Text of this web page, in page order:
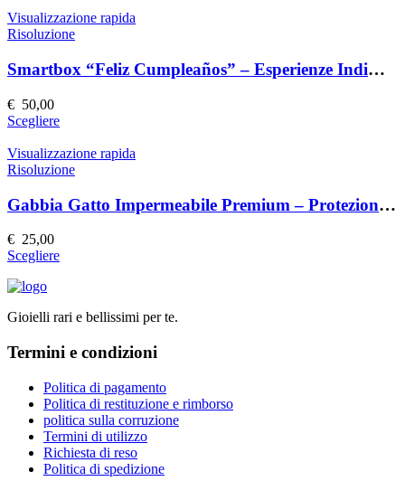
nella
pagina
del
prodotto
ha
più
Le
opzioni
scelte
nella
pagina
del
prodotto
Visualizzazione rapida
Risoluzione
Smartbox “Feliz Cumpleaños” – Esperienze Indimenticabili
€ 50,00
ScegliereQuesto
ha
più
Le
opzioni
scelte
del
Visualizzazione rapida
Risoluzione
Gabbia Gatto Impermeabile Premium – Protezione e Stile
€ 25,00
ScegliereQuesto
varianti.
opzioni
essere
scelte
nella
pagina
del
prodotto
Gioielli rari e bellissimi per te.
Termini e condizioni
Politica di pagamento
Politica di restituzione e rimborso
politica sulla corruzione
Termini di utilizzo
Richiesta di reso
Politica di spedizione